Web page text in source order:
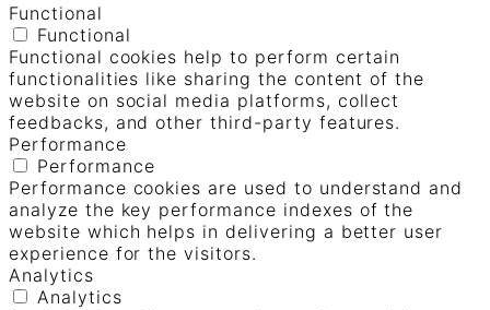
Functional
Functional
Functional cookies help to perform certain
functionalities like sharing the content of the
website on social media platforms, collect
feedbacks, and other third-party features.
Performance
Performance
Performance cookies are used to understand and
analyze the key performance indexes of the
website which helps in delivering a better user
experience for the visitors.
Analytics
Analytics